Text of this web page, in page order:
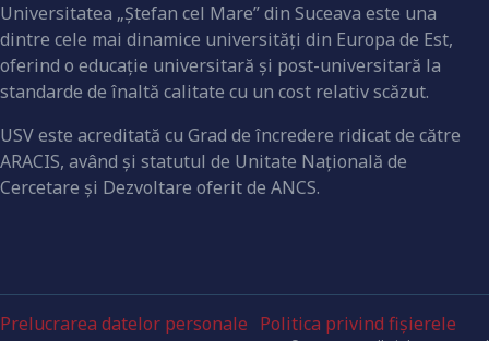
Universitatea „Ştefan cel Mare” din Suceava este una
dintre cele mai dinamice universităţi din Europa de Est,
oferind o educaţie universitară şi post-universitară la
standarde de înaltă calitate cu un cost relativ scăzut.
USV este acreditată cu Grad de încredere ridicat de către
ARACIS, având şi statutul de Unitate Naţională de
Cercetare şi Dezvoltare oferit de ANCS.
Prelucrarea datelor personale Politica privind fișierele